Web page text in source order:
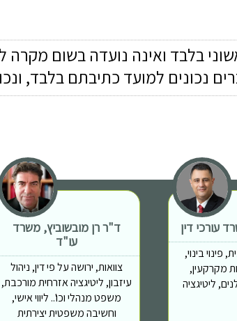
בלבד ואינה נועדה בשום
נכונים למועד כתיבתם בלבד,
עורכי דין
פינוי בינוי,
יזמות מקרקעין,
ליטיגציה
ד"ר רן מובשוביץ, משרד
עו"ד
צוואות, ירושה על פי דין, ניהול
עיזבון, ליטיגציה אזרחית מורכבת,
משפט מנהלי וכו'.. ליווי אישי,
וחשיבה משפטית יצירתית